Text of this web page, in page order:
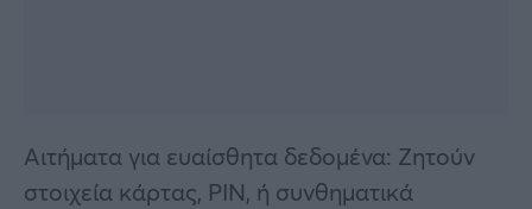
Αιτήματα για ευαίσθητα δεδομένα: Ζητούν
στοιχεία κάρτας, PIN, ή συνθηματικά